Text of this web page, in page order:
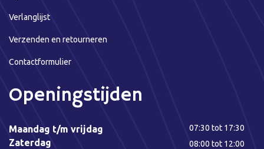
Verlanglijst
Verzenden en retourneren
Contactformulier
Openingstijden
Maandag t/m vrijdag
Zaterdag
07:30 tot 17:30
08:00 tot 12:00